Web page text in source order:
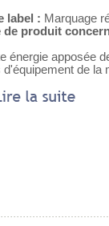
label : Marquage
de produit
énergie apposée
d'équipement de la